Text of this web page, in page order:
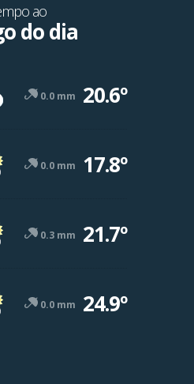
ao
do dia
0.0 mm 20.6º
0.0 mm 17.8º
0.3 mm 21.7º
0.0 mm 24.9º